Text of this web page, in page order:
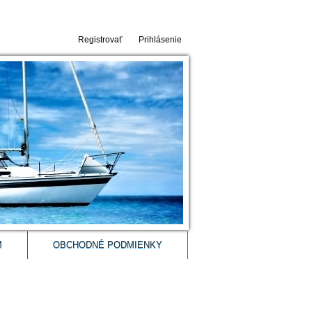
Registrovať Prihlásenie
OBCHODNÉ PODMIENKY